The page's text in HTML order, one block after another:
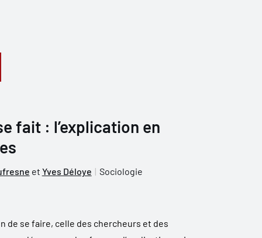
fait : l’explication en
et Yves Déloye Sociologie
de se faire, celle des chercheurs et des